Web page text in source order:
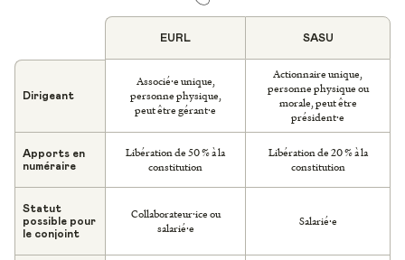
EURL SASU
Dirigeant
Associé·e unique,
personne physique,
peut être gérant·e
Actionnaire unique,
personne physique ou
morale, peut être
président·e
Apports en
numéraire
Libération de 50 % à la
constitution
Libération de 20 % à la
constitution
Statut
possible pour
le conjoint
Collaborateur·ice ou
salarié·e
Salarié·e